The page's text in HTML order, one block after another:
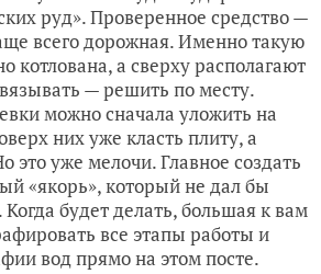
руд». Проверенное средство —
всего дорожная. Именно такую
котлована, а сверху располагают
— решить по месту.
можно сначала уложить на
них уже класть плиту, а
это уже мелочи. Главное создать
«якорь», который не дал бы
будет делать, большая к вам
все этапы работы и
вод прямо на этом посте.